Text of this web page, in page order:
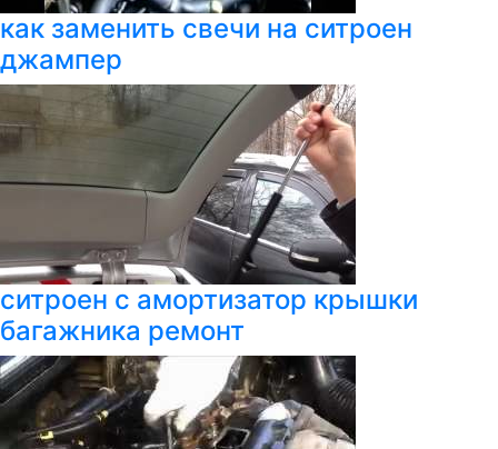
как заменить свечи на ситроен
джампер
ситроен с амортизатор крышки
багажника ремонт